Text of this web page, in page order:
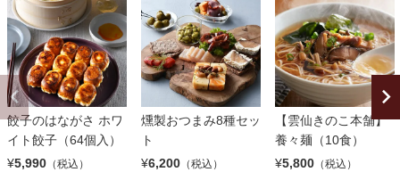
餃子のはながさ ホワ
イト餃子（64個入）
¥5,990 （税込）
燻製おつまみ8種セッ
ト
¥6,200 （税込）
【雲仙きのこ本舗】
養々麺（10食）
¥5,800 （税込）